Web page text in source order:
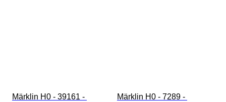
Märklin H0 - 39161 -
Märklin H0 - 7289 -